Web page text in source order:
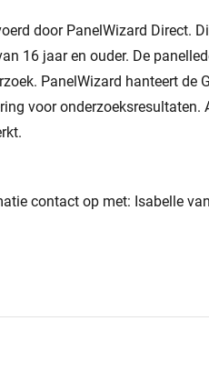
door PanelWizard Direct.
16 jaar en ouder. De
PanelWizard hanteert de
voor
contact op met: Isabelle